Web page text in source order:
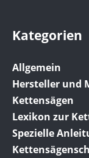
Kategorien
Allgemein
Hersteller und
Kettensägen
Lexikon zur
Spezielle